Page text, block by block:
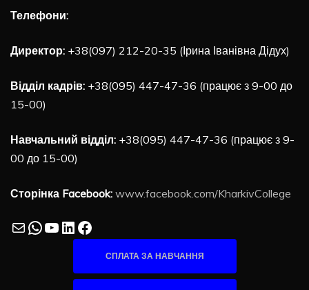
Телефони:
Директор: +38(097) 212-20-35 (Ірина Іванівна Дідух)
Відділ кадрів: +38(095) 447-47-36 (працює з 9-00 до
15-00)
Навчальний відділ: +38(095) 447-47-36 (працює з 9-
00 до 15-00)
Сторінка Facebook: www.facebook.com/KharkivCollege
MailWhatsApp
YouTube
LinkedIn
Facebook
СПЛАТА ЗА НАВЧАННЯ